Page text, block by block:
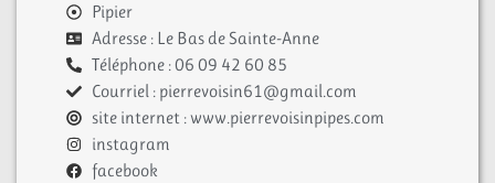
Pipier
Adresse : Le Bas de Sainte-Anne
Téléphone : 06 09 42 60 85
Courriel : pierrevoisin61@gmail.com
site internet : www.pierrevoisinpipes.com
instagram
facebook